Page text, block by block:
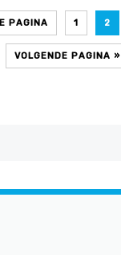
PAGINA 1 2
VOLGENDE PAGINA »